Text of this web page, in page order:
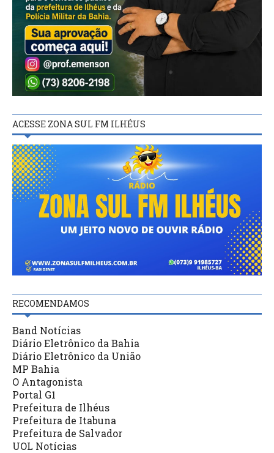
ACESSE ZONA SUL FM ILHÉUS
RECOMENDAMOS
Band Notícias
Diário Eletrônico da Bahia
Diário Eletrônico da União
MP Bahia
O Antagonista
Portal G1
Prefeitura de Ilhéus
Prefeitura de Itabuna
Prefeitura de Salvador
UOL Notícias